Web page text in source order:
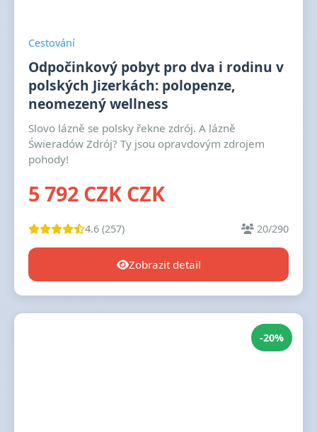
Cestování
Odpočinkový pobyt pro dva i rodinu v
polských Jizerkách: polopenze,
neomezený wellness
Slovo lázně se polsky řekne zdrój. A lázně
Świeradów Zdrój? Ty jsou opravdovým zdrojem
pohody!
5 792 CZK CZK
4.6 (257) 20/290
Zobrazit detail
-20%